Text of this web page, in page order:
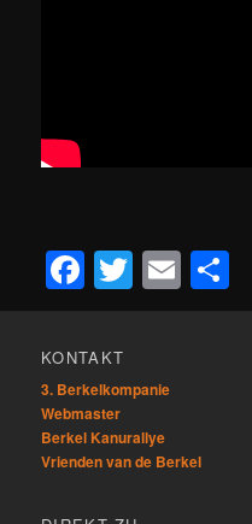
Facebook
Twitter
Email
KONTAKT
3. Berkelkompanie
Webmaster
Berkel Kanurallye
Vrienden van de Berkel